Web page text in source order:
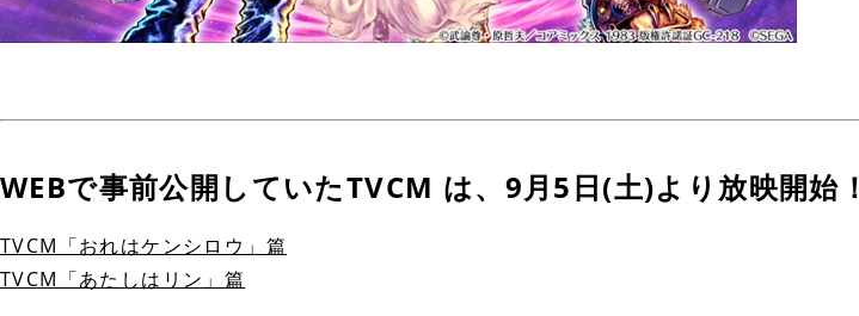
WEBで事前公開していたTVCM は、9月5日(土)より放映開始！
TVCM「おれはケンシロウ」篇
TVCM「あたしはリン」篇